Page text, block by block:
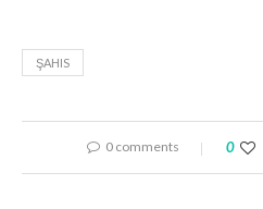
ŞAHIS
0 comments 0